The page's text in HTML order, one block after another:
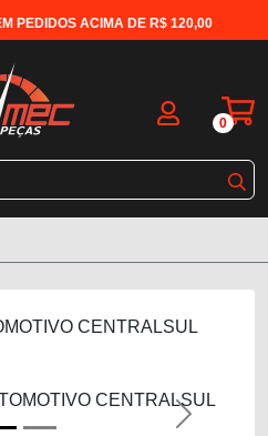
PEDIDOS ACIMA DE R$ 120,00
0
CENTRALSUL
Next